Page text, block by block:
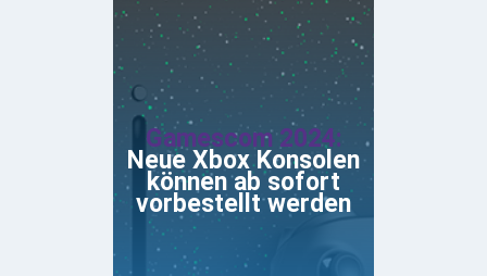
Gamescom 2024:
Neue Xbox Konsolen
können ab sofort
vorbestellt werden